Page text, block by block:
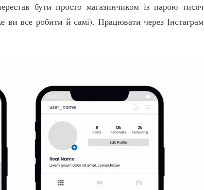
бути просто магазинчиком із парою тисяч
все робити й самі). Працювати через Інстаграм